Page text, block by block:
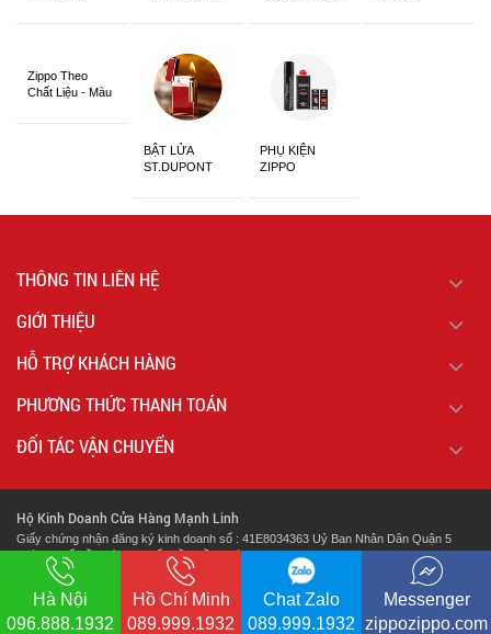
Zippo Theo
Chất Liệu - Màu
BẬT LỬA
ST.DUPONT
PHỤ KIỆN
ZIPPO
THÔNG TIN LIÊN HỆ
GIỚI THIỆU
HỖ TRỢ KHÁCH HÀNG
PHƯƠNG THỨC THANH TOÁN
ĐỐI TÁC VẬN CHUYỂN
Hộ Kinh Doanh Cửa Hàng Mạnh Linh
Giấy chứng nhận đăng ký kinh doanh số : 41E8034363 Uỷ Ban Nhân Dân Quận 5
Thành Phố Hồ Chí Minh Cấp Lần Đầu Ngày : 07/02/2018.
Địa chỉ: 127 Cao Đạt Phường 1 Quận 5 Thành Phố Hồ Chí Minh
Hà Nội
096.888.1932
Hồ Chí Minh
089.999.1932
Chat Zalo
089.999.1932
Messenger
zippozippo.com